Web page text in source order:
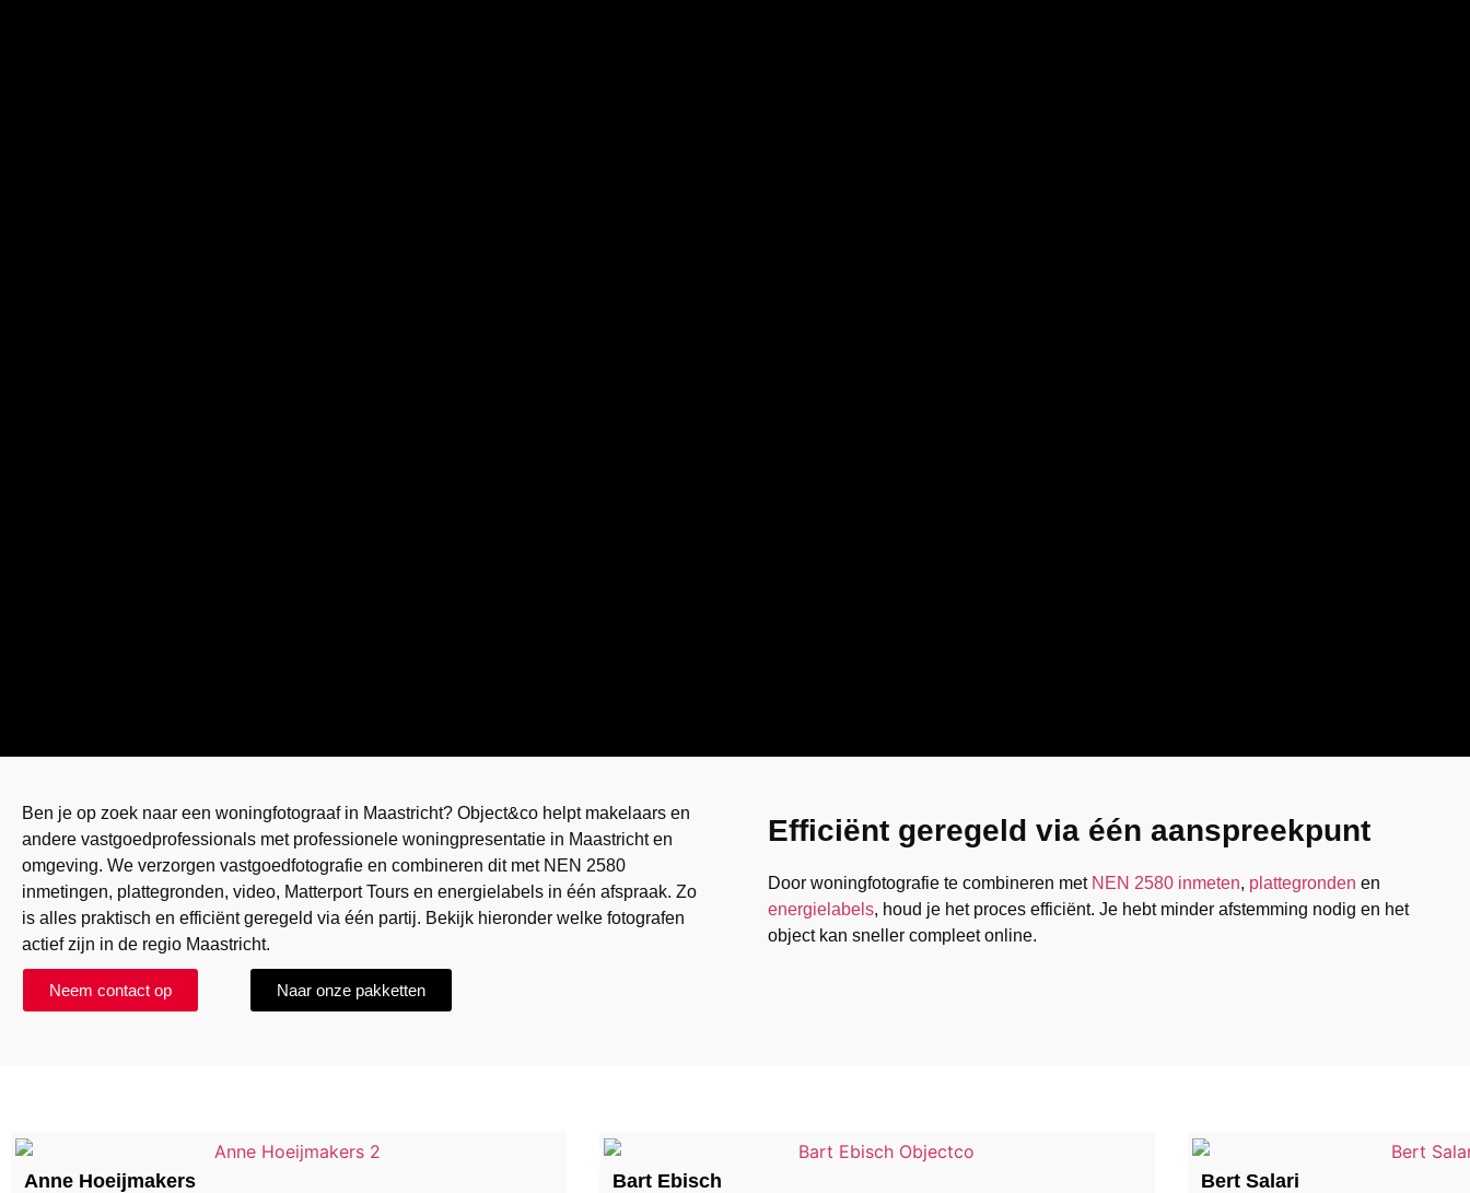
Ben je op zoek naar een woningfotograaf in Maastricht? Object&co helpt makelaars en
andere vastgoedprofessionals met professionele woningpresentatie in Maastricht en
omgeving. We verzorgen vastgoedfotografie en combineren dit met NEN 2580
inmetingen, plattegronden, video, Matterport Tours en energielabels in één afspraak. Zo
is alles praktisch en efficiënt geregeld via één partij. Bekijk hieronder welke fotografen
actief zijn in de regio Maastricht.
Neem contact op Naar onze pakketten
Efficiënt geregeld via één aanspreekpunt
Door woningfotografie te combineren met NEN 2580 inmeten, plattegronden en
energielabels, houd je het proces efficiënt. Je hebt minder afstemming nodig en het
object kan sneller compleet online.
Anne Hoeijmakers Bart Ebisch Bert Salari